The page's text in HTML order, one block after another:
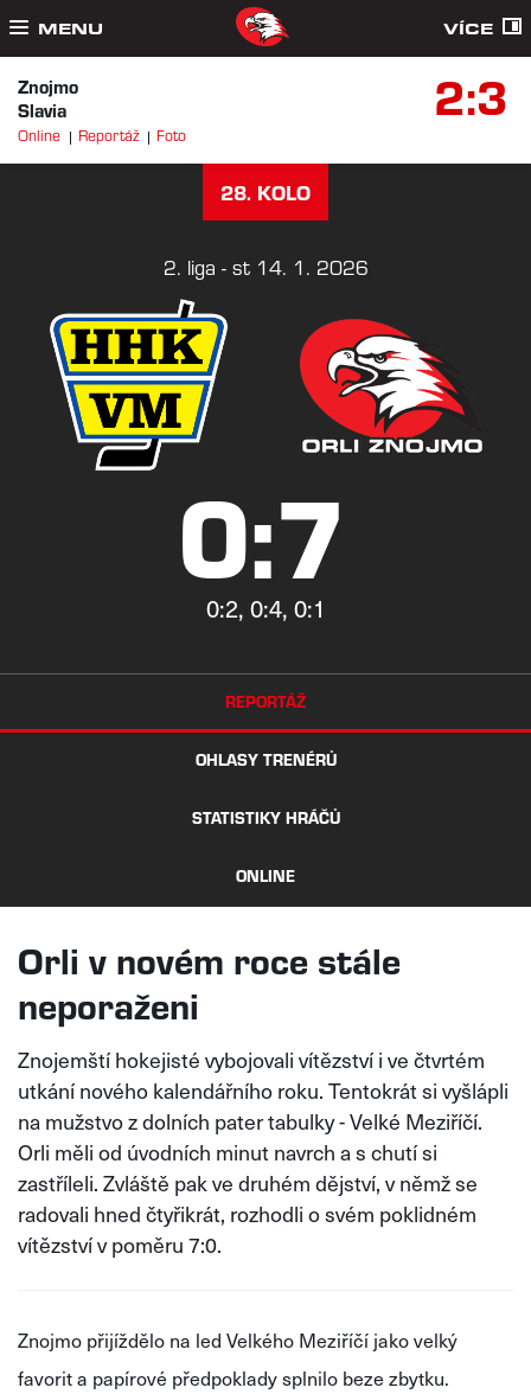
MENU VÍCE
Znojmo
Slavia
2:3
Online Reportáž Foto
28. KOLO
2. liga - st 14. 1. 2026
0:7
0:2, 0:4, 0:1
REPORTÁŽ
OHLASY TRENÉRŮ
STATISTIKY HRÁČŮ
ONLINE
Orli v novém roce stále
neporaženi
Znojemští hokejisté vybojovali vítězství i ve čtvrtém
utkání nového kalendářního roku. Tentokrát si vyšlápli
na mužstvo z dolních pater tabulky - Velké Meziříčí.
Orli měli od úvodních minut navrch a s chutí si
zastříleli. Zvláště pak ve druhém dějství, v němž se
radovali hned čtyřikrát, rozhodli o svém poklidném
vítězství v poměru 7:0.
Znojmo přijíždělo na led Velkého Meziříčí jako velký
favorit a papírové předpoklady splnilo beze zbytku.